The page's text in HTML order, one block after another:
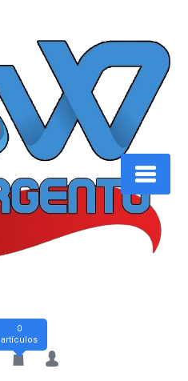
0
artículos